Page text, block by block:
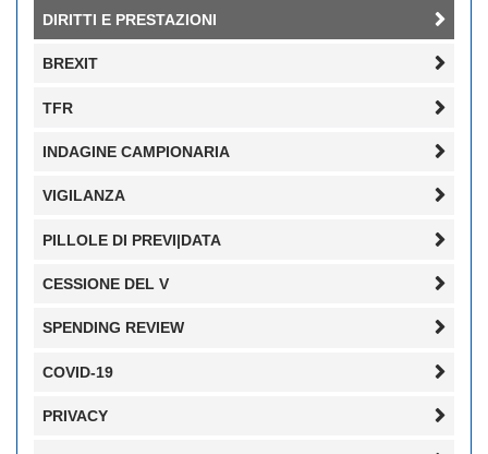
DIRITTI E PRESTAZIONI
BREXIT
TFR
INDAGINE CAMPIONARIA
VIGILANZA
PILLOLE DI PREVI|DATA
CESSIONE DEL V
SPENDING REVIEW
COVID-19
PRIVACY